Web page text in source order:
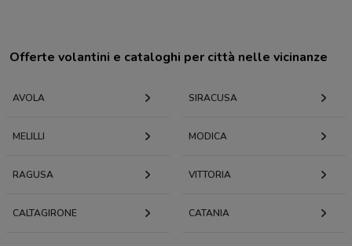
Offerte volantini e cataloghi per città nelle vicinanze
AVOLA SIRACUSA
MELILLI MODICA
RAGUSA VITTORIA
CALTAGIRONE CATANIA